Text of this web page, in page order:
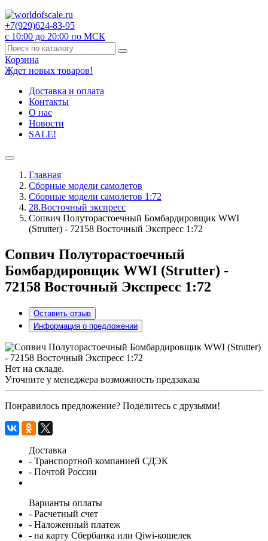
+7(929)624-83-95
с 10:00 до 20:00 по МСК
Корзина
Ждет новых товаров!
Доставка и оплата
Контакты
О нас
Новости
SALE!
Главная
Сборные модели самолетов
Сборные модели самолетов 1:72
28.Восточный экспресс
Сопвич Полуторастоечный Бомбардировщик WWI
(Strutter) - 72158 Восточный Экспресс 1:72
Сопвич Полуторастоечный
Бомбардировщик WWI (Strutter) -
72158 Восточный Экспресс 1:72
Оставить отзыв
Информация о предложении
Нет на складе.
Уточните у менеджера возможность предзаказа
Понравилось предложение? Поделитесь с друзьями!
Доставка
- Транспортной компанией СДЭК
- Почтой России
Варианты оплаты
- Расчетный счет
- Наложенный платеж
- на карту Сбербанка или Qiwi-кошелек